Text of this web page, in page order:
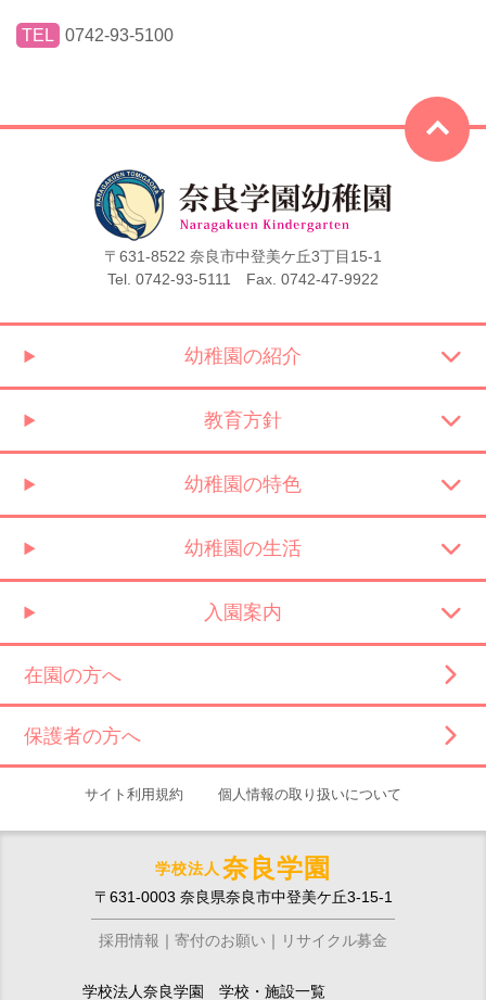
TEL 0742-93-5100
〒631-8522 奈良市中登美ケ丘3丁目15-1
Tel. 0742-93-5111 Fax. 0742-47-9922
幼稚園の紹介
教育方針
幼稚園の特色
幼稚園の生活
入園案内
在園の方へ
保護者の方へ
サイト利用規約 個人情報の取り扱いについて
学校法人 奈良学園
〒631-0003 奈良県奈良市中登美ケ丘3-15-1
採用情報 寄付のお願い リサイクル募金
学校法人奈良学園 学校・施設一覧